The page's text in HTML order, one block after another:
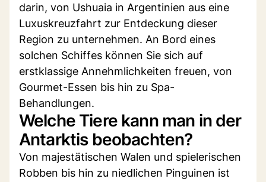
darin, von Ushuaia in Argentinien aus eine
Luxuskreuzfahrt zur Entdeckung dieser
Region zu unternehmen. An Bord eines
solchen Schiffes können Sie sich auf
erstklassige Annehmlichkeiten freuen, von
Gourmet-Essen bis hin zu Spa-
Behandlungen.
Welche Tiere kann man in der
Antarktis beobachten?
Von majestätischen Walen und spielerischen
Robben bis hin zu niedlichen Pinguinen ist